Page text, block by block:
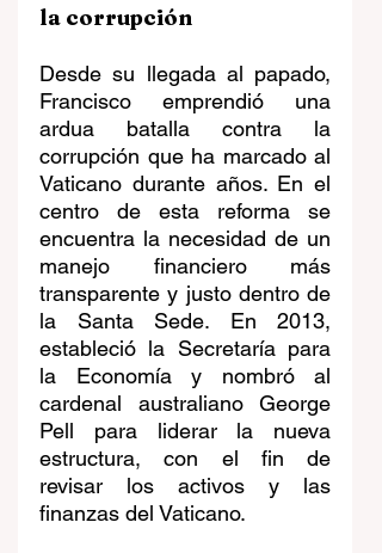
la corrupción
Desde su llegada al papado,
Francisco emprendió una
ardua batalla contra la
corrupción que ha marcado al
Vaticano durante años. En el
centro de esta reforma se
encuentra la necesidad de un
manejo financiero más
transparente y justo dentro de
la Santa Sede. En 2013,
estableció la Secretaría para
la Economía y nombró al
cardenal australiano George
Pell para liderar la nueva
estructura, con el fin de
revisar los activos y las
finanzas del Vaticano.